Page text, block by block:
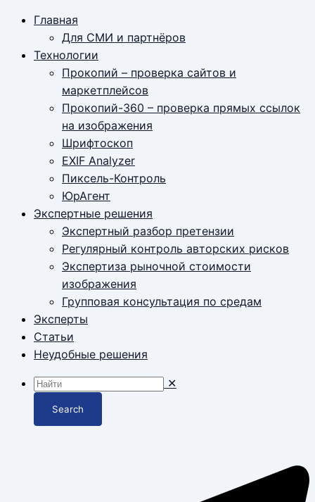
Главная
Для СМИ и партнёров
Технологии
Прокопий – проверка сайтов и
маркетплейсов
Прокопий-360 – проверка прямых ссылок
на изображения
Шрифтоскоп
EXIF Analyzer
Пиксель-Контроль
ЮрАгент
Экспертные решения
Экспертный разбор претензии
Регулярный контроль авторских рисков
Экспертиза рыночной стоимости
изображения
Групповая консультация по средам
Эксперты
Статьи
Неудобные решения
✕